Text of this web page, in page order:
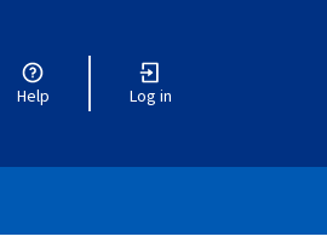
Help Log in